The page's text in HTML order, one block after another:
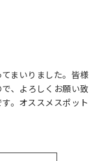
まいりました。皆様
、よろしくお願い致
。オススメスポット